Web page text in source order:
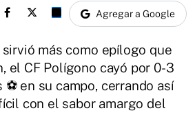
Agregar a Google
más como epílogo que
el CF Polígono cayó por 0-3
⚽ en su campo, cerrando así
con el sabor amargo del